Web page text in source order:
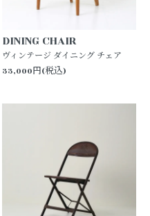
DINING CHAIR
ヴィンテージ ダイニング チェア
33,000円(税込)